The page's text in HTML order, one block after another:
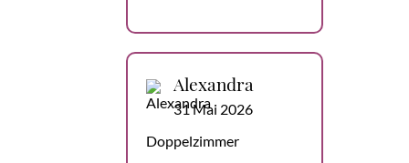
Alexandra
31 Mai 2026
Doppelzimmer